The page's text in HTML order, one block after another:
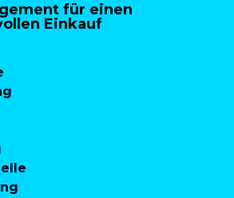
für einen
Einkauf